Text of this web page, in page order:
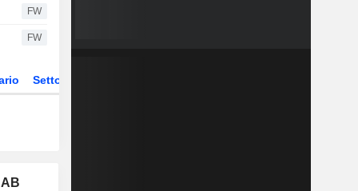
FW
FW
Settore